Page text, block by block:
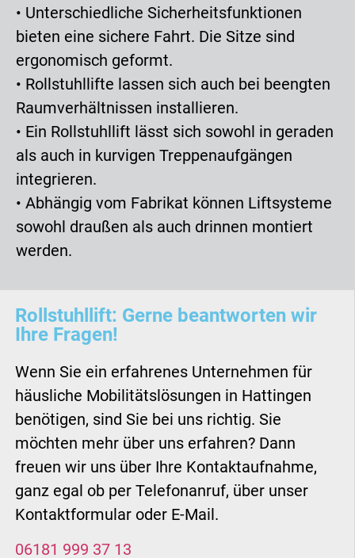
• Unterschiedliche Sicherheitsfunktionen
bieten eine sichere Fahrt. Die Sitze sind
ergonomisch geformt.
• Rollstuhllifte lassen sich auch bei beengten
Raumverhältnissen installieren.
• Ein Rollstuhllift lässt sich sowohl in geraden
als auch in kurvigen Treppenaufgängen
integrieren.
• Abhängig vom Fabrikat können Liftsysteme
sowohl draußen als auch drinnen montiert
werden.
Rollstuhllift: Gerne beantworten wir
Ihre Fragen!
Wenn Sie ein erfahrenes Unternehmen für
häusliche Mobilitätslösungen in Hattingen
benötigen, sind Sie bei uns richtig. Sie
möchten mehr über uns erfahren? Dann
freuen wir uns über Ihre Kontaktaufnahme,
ganz egal ob per Telefonanruf, über unser
Kontaktformular oder E-Mail.
06181 999 37 13